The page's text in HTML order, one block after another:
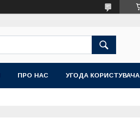
ПРО НАС УГОДА КОРИСТУВАЧА